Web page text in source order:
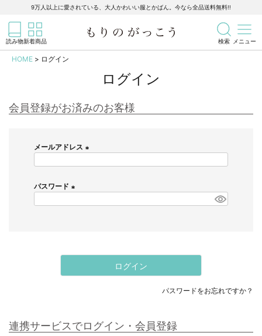
9万人以上に愛されている、大人かわいい服とかばん。今なら全品送料無料!!
読み物新着商品 検索 メニュー
商品を検索 記事を検索
HOME ログイン
靴下
タイツ／レギンス
ストールほか
大きなサイズ
メンズ
ログイン
会員登録がお済みのお客様
メールアドレス
)
パスワード
ログイン
パスワードをお忘れですか？
連携サービスでログイン・会員登録